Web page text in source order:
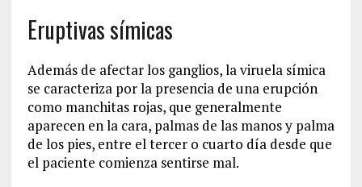
Eruptivassímicas
Además de afectar los ganglios, laviruela símica
se caracteriza porlapresencia de una erupción
como manchitas rojas, que generalmente
aparecen en la cara, palmas de las manos y palma
de los pies, entre el tercer o cuarto día desde que
el paciente comienza sentirse mal.